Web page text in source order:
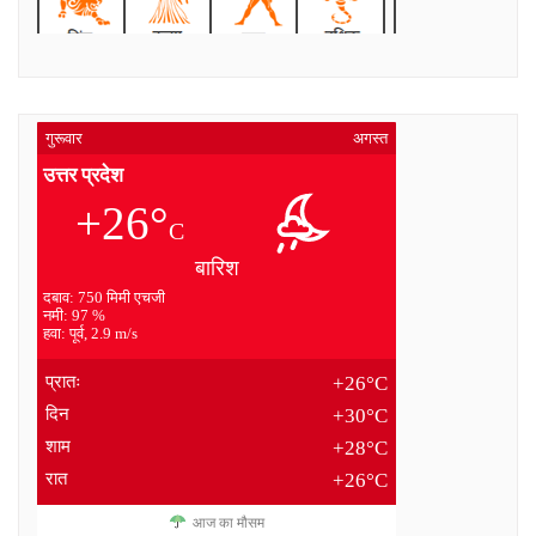
गुरूवार अगस्त
उत्तर प्रदेश
+26°C
बारिश
दबाव: 750 मिमी एचजी
नमी: 97 %
हवा: पूर्व, 2.9 m/s
प्रातः +26°C
दिन +30°C
शाम +28°C
रात +26°C
आज का मौसम